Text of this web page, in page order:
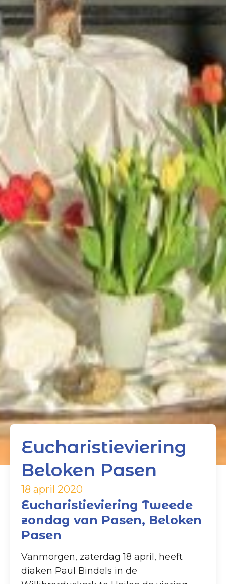
Eucharistieviering
Beloken Pasen
18 april 2020
Eucharistieviering Tweede
zondag van Pasen, Beloken
Pasen
Vanmorgen, zaterdag 18 april, heeft
diaken Paul Bindels in de